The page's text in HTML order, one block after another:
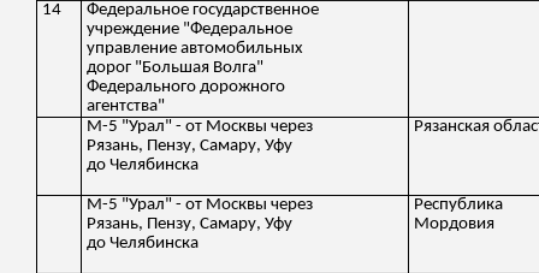
14
Федеральное государственное
учреждение "Федеральное
управление автомобильных
дорог "Большая Волга"
Федерального дорожного
агентства"
М-5 "Урал" - от Москвы через
Рязань, Пензу, Самару, Уфу
до Челябинска
Рязанская
М-5 "Урал" - от Москвы через
Рязань, Пензу, Самару, Уфу
до Челябинска
Республика
Мордовия